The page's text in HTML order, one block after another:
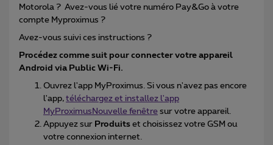
Motorola ? Avez-vous lié votre numéro Pay&Go à votre
compte Myproximus ?
Avez-vous suivi ces instructions ?
Procédez comme suit pour connecter votre appareil
Android via Public Wi-Fi.
Ouvrez l'app MyProximus. Si vous n'avez pas encore
l'app, téléchargez et installez l'app
MyProximusNouvelle fenêtre sur votre appareil.
Appuyez sur Produits et choisissez votre GSM ou
votre connexion internet.